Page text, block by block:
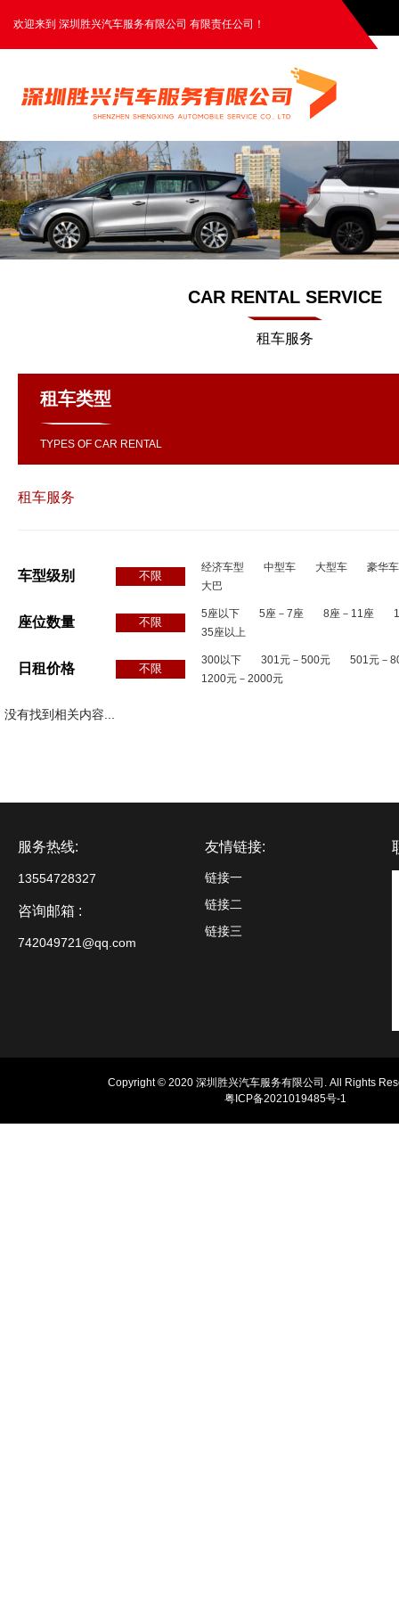
欢迎来到 深圳胜兴汽车服务有限公司 有限责任公司！
CAR RENTAL SERVICE
租车服务
租车类型
TYPES OF CAR RENTAL
租车服务
车型级别 不限
经济车型 中型车 大型车
豪华
大巴
座位数量 不限
5座以下 5座－7座 8座－11座
35座以上
日租价格 不限
300以下 301元－500元
501元－
1200元－2000元
没有找到相关内容...
服务热线:
13554728327
咨询邮箱 :
742049721@qq.com
友情链接:
链接一
链接二
链接三
Copyright © 2020 深圳胜兴汽车服务有限公司. All Rights
粤ICP备2021019485号-1